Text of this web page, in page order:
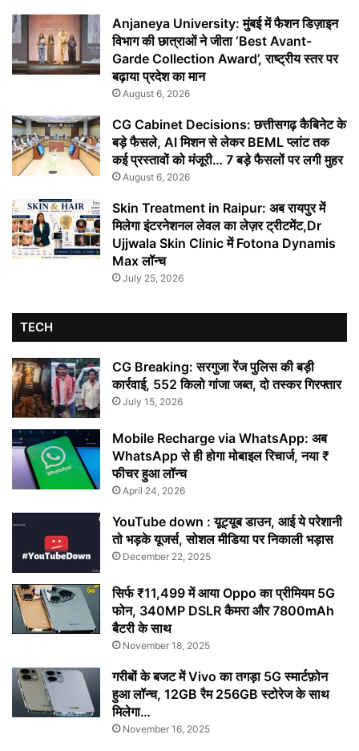
Anjaneya University: मुंबई में फैशन डिज़ाइन
विभाग की छात्राओं ने जीता ‘Best Avant-
Garde Collection Award’, राष्ट्रीय स्तर पर
बढ़ाया प्रदेश का मान
August 6, 2026
CG Cabinet Decisions: छत्तीसगढ़ कैबिनेट के
बड़े फैसले, AI मिशन से लेकर BEML प्लांट तक
कई प्रस्तावों को मंजूरी… 7 बड़े फैसलों पर लगी मुहर
August 6, 2026
Skin Treatment in Raipur: अब रायपुर में
मिलेगा इंटरनेशनल लेवल का लेज़र ट्रीटमेंट,Dr
Ujjwala Skin Clinic में Fotona Dynamis
Max लॉन्च
July 25, 2026
TECH
CG Breaking: सरगुजा रेंज पुलिस की बड़ी
कार्रवाई, 552 किलो गांजा जब्त, दो तस्कर गिरफ्तार
July 15, 2026
Mobile Recharge via WhatsApp: अब
WhatsApp से ही होगा मोबाइल रिचार्ज, नया ₹
फीचर हुआ लॉन्च
April 24, 2026
YouTube down : यूट्यूब डाउन, आई ये परेशानी
तो भड़के यूजर्स, सोशल मीडिया पर निकाली भड़ास
December 22, 2025
सिर्फ ₹11,499 में आया Oppo का प्रीमियम 5G
फोन, 340MP DSLR कैमरा और 7800mAh
बैटरी के साथ
November 18, 2025
गरीबों के बजट में Vivo का तगड़ा 5G स्मार्टफ़ोन
हुआ लॉन्च, 12GB रैम 256GB स्टोरेज के साथ
मिलेगा…
November 16, 2025